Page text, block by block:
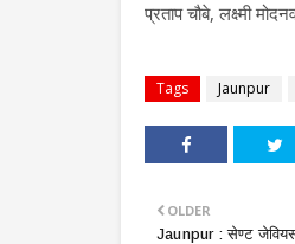
प्रताप चौबे, लक्ष्मी
Tags Jaunpur
OLDER
Jaunpur : ​सेण्ट